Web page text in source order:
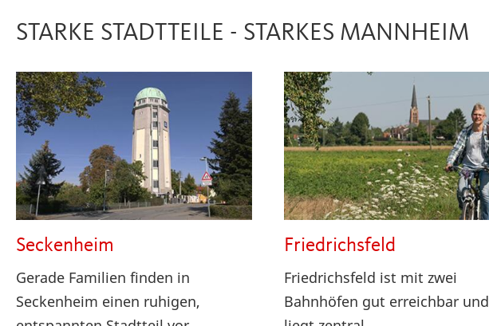
STARKE STADTTEILE - STARKES MANNHEIM
Seckenheim
Gerade Familien finden in
Seckenheim einen ruhigen,
Friedrichsfeld
Friedrichsfeld ist mit zwei
Bahnhöfen gut erreichbar und